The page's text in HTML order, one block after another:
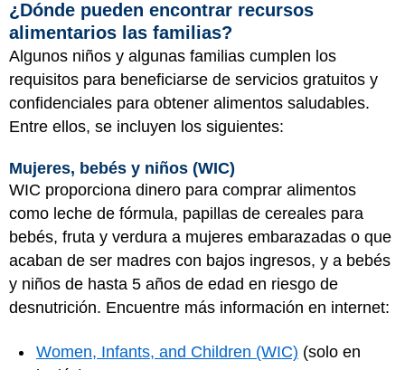
¿Dónde pueden encontrar recursos
alimentarios las familias?
Algunos niños y algunas familias cumplen los
requisitos para beneficiarse de servicios gratuitos y
confidenciales para obtener alimentos saludables.
Entre ellos, se incluyen los siguientes:
Mujeres, bebés y niños (WIC)
WIC proporciona dinero para comprar alimentos
como leche de fórmula, papillas de cereales para
bebés, fruta y verdura a mujeres embarazadas o que
acaban de ser madres con bajos ingresos, y a bebés
y niños de hasta 5 años de edad en riesgo de
desnutrición. Encuentre más información en internet:
Women, Infants, and Children (WIC) (solo en